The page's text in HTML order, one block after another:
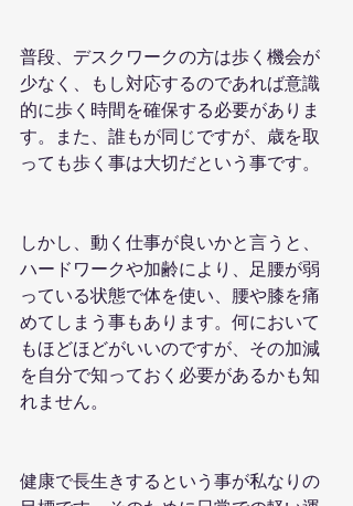
普段、デスクワークの方は歩く機会が
少なく、もし対応するのであれば意識
的に歩く時間を確保する必要がありま
す。また、誰もが同じですが、歳を取
っても歩く事は大切だという事です。
しかし、動く仕事が良いかと言うと、
ハードワークや加齢により、足腰が弱
っている状態で体を使い、腰や膝を痛
めてしまう事もあります。何において
もほどほどがいいのですが、その加減
を自分で知っておく必要があるかも知
れません。
健康で長生きするという事が私なりの